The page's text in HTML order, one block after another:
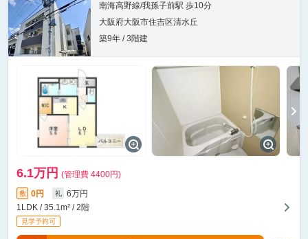
南海高野線/我孫子前駅 歩10分
大阪府大阪市住吉区清水丘
築9年 / 3階建
6.1万円 (管理費 4400円)
敷 0円 礼
6万円
1LDK / 35.1m² / 2階